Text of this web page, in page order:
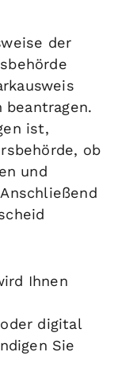
der
ist,
ob
und
Ihnen
digital
Sie